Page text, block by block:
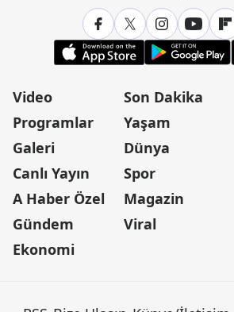
Video
Programlar
Galeri
Canlı Yayın
A Haber Özel
Gündem
Ekonomi
Son Dakika
Yaşam
Dünya
Spor
Magazin
Viral